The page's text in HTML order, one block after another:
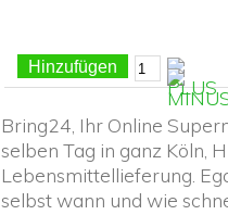
Hinzufügen
Bring24, Ihr Online
selben Tag in ganz Köln,
Lebensmittellieferung.
selbst wann und wie